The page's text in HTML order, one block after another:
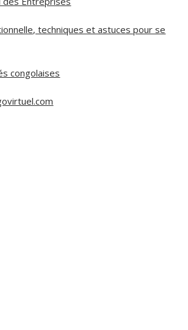
techniques et astuces pour se
congolaises